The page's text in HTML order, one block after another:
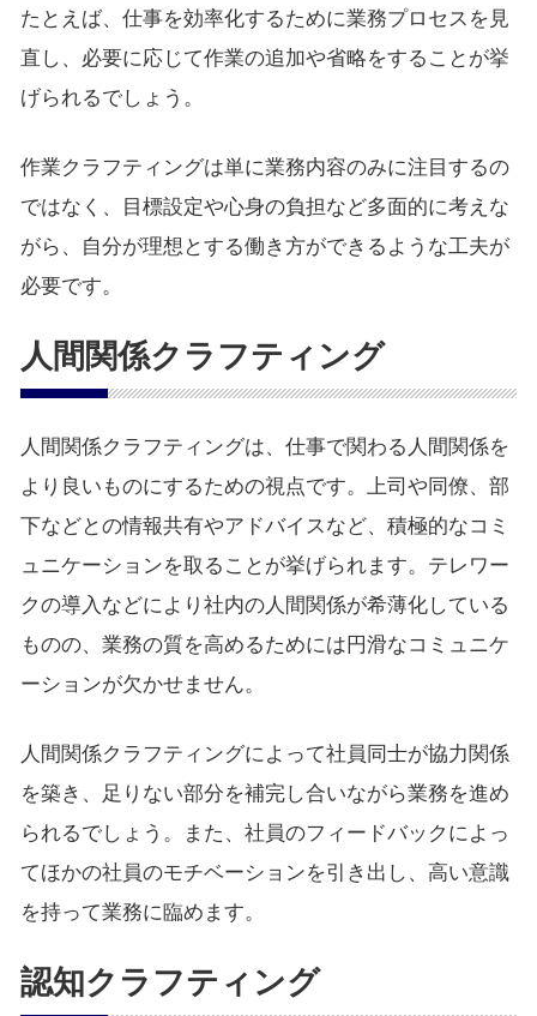
たとえば、仕事を効率化するために業務プロセスを見
直し、必要に応じて作業の追加や省略をすることが挙
げられるでしょう。
作業クラフティングは単に業務内容のみに注目するの
ではなく、目標設定や心身の負担など多面的に考えな
がら、自分が理想とする働き方ができるような工夫が
必要です。
人間関係クラフティング
人間関係クラフティングは、仕事で関わる人間関係を
より良いものにするための視点です。上司や同僚、部
下などとの情報共有やアドバイスなど、積極的なコミ
ュニケーションを取ることが挙げられます。テレワー
クの導入などにより社内の人間関係が希薄化している
ものの、業務の質を高めるためには円滑なコミュニケ
ーションが欠かせません。
人間関係クラフティングによって社員同士が協力関係
を築き、足りない部分を補完し合いながら業務を進め
られるでしょう。また、社員のフィードバックによっ
てほかの社員のモチベーションを引き出し、高い意識
を持って業務に臨めます。
認知クラフティング